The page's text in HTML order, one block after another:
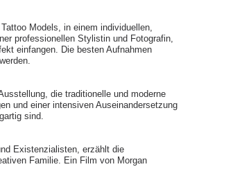
Models, in einem individuellen,
professionellen Stylistin und Fotografin,
einfangen. Die besten Aufnahmen
die traditionelle und moderne
und einer intensiven Auseinandersetzung
sind.
Existenzialisten, erzählt die
Familie. Ein Film von Morgan